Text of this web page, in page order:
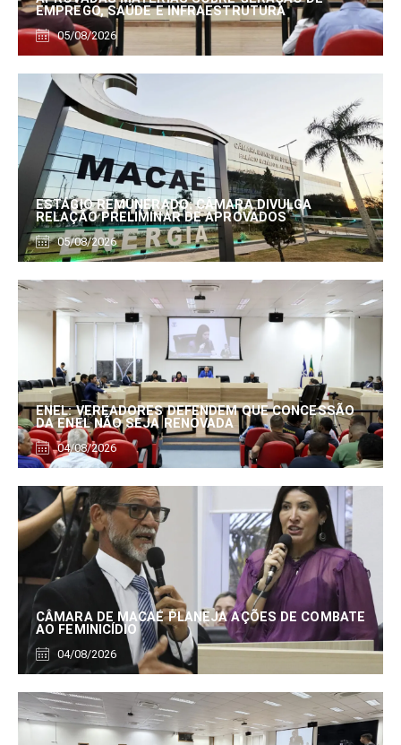
EMPREGO, SAÚDE E INFRAESTRUTURA
05/08/2026
ESTÁGIO REMUNERADO: CÂMARA DIVULGA
RELAÇÃO PRELIMINAR DE APROVADOS
05/08/2026
ENEL: VEREADORES DEFENDEM QUE CONCESSÃO
DA ENEL NÃO SEJA RENOVADA
04/08/2026
CÂMARA DE MACAÉ PLANEJA AÇÕES DE COMBATE
AO FEMINICÍDIO
04/08/2026